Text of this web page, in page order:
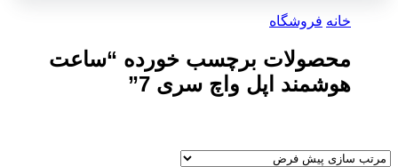
خانه فروشگاه
محصولات برچسب خورده “ساعت
هوشمند اپل واچ سری 7”